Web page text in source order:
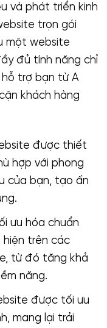
và phát triển kinh
trọn gói
một website
đủ tính năng chỉ
trợ bạn từ A
khách hàng
được thiết
hợp với phong
của bạn, tạo ấn
ưu hóa chuẩn
hiện trên các
từ đó tăng khả
năng.
được tối ưu
mang lại trải